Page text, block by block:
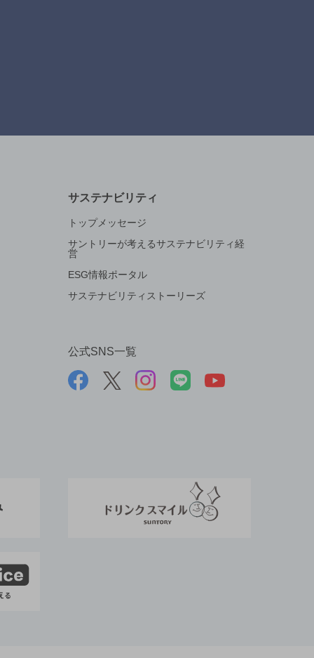
サステナビリティ
トップメッセージ
サントリーが考えるサステナビリティ経
営
ESG情報ポータル
サステナビリティストーリーズ
公式SNS一覧